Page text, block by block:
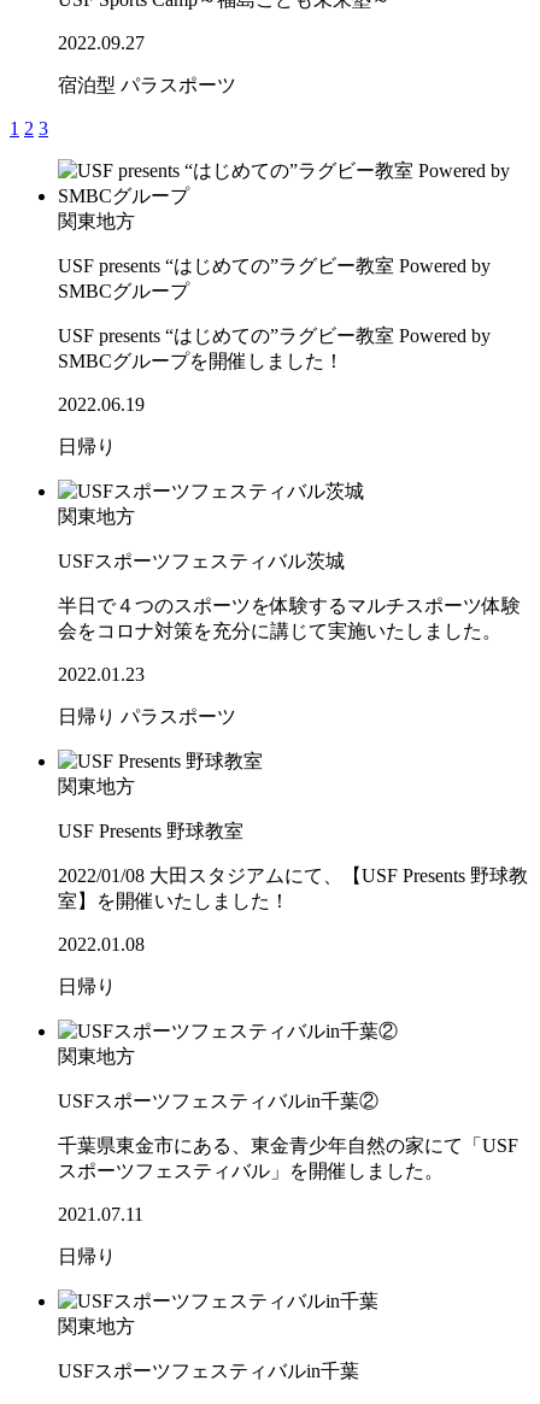
2022.09.27
宿泊型 パラスポーツ
1 2 3
関東地方
USF presents “はじめての”ラグビー教室 Powered by
SMBCグループ
USF presents “はじめての”ラグビー教室 Powered by
SMBCグループを開催しました！
2022.06.19
日帰り
関東地方
USFスポーツフェスティバル茨城
半日で４つのスポーツを体験するマルチスポーツ体験
会をコロナ対策を充分に講じて実施いたしました。
2022.01.23
日帰り パラスポーツ
関東地方
USF Presents 野球教室
2022/01/08 大田スタジアムにて、【USF Presents 野球教
室】を開催いたしました！
2022.01.08
日帰り
関東地方
USFスポーツフェスティバルin千葉②
千葉県東金市にある、東金青少年自然の家にて「USF
スポーツフェスティバル」を開催しました。
2021.07.11
日帰り
関東地方
USFスポーツフェスティバルin千葉